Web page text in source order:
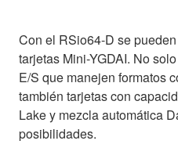
Con el RSio64-D se
tarjetas Mini-YGDAI. No
E/S que manejen formatos
también tarjetas con
Lake y mezcla automática
posibilidades.